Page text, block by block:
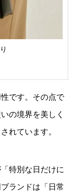
です。その点で
の境界を美しく
れています。
特別な日だけに
ランドは「日常